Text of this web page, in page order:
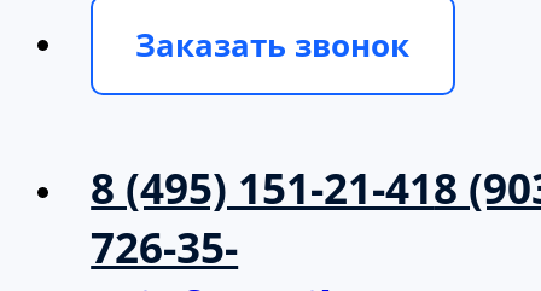
Заказать звонок
8 (495) 151-21-418
726-35-